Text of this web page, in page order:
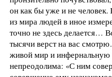
он как бы уже и не человек.
из мира людей в иное
точно не здесь делается…
тысячи верст на вас
живой мир и
непреодолима: «С ним